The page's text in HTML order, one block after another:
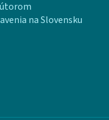
na Slovensku